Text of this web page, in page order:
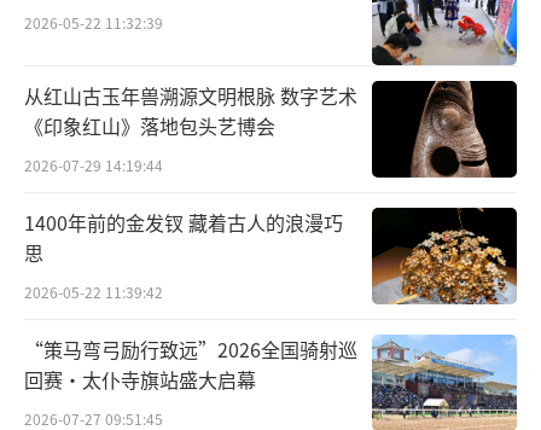
20896-续馨语
2026-05-22 11:32:39
从红山古玉年兽溯源文明根脉 数字艺术
《印象红山》落地包头艺博会
2026-07-29 14:19:44
1400年前的金发钗 藏着古人的浪漫巧
思
2026-05-22 11:39:42
“策马弯弓励行致远”2026全国骑射巡
回赛·太仆寺旗站盛大启幕
2026-07-27 09:51:45